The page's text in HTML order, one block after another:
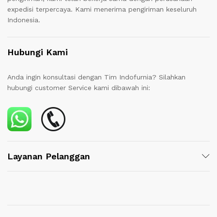
expedisi terpercaya. Kami menerima pengiriman keseluruh
Indonesia.
Hubungi Kami
Anda ingin konsultasi dengan Tim Indofurnia? Silahkan
hubungi customer Service kami dibawah ini:
Layanan Pelanggan